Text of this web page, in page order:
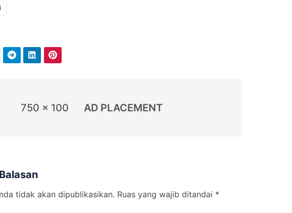
750 x 100 AD PLACEMENT
tidak akan dipublikasikan. Ruas yang wajib ditandai *